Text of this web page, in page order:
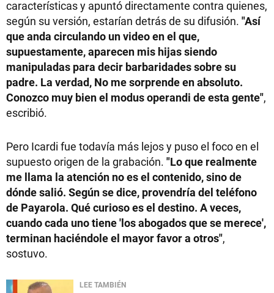
características y apuntó directamente contra quienes,
según su versión, estarían detrás de su difusión. "Así
que anda circulando un video en el que,
supuestamente, aparecen mis hijas siendo
manipuladas para decir barbaridades sobre su
padre. La verdad, No me sorprende en absoluto.
Conozco muy bien el modus operandi de esta gente",
escribió.
Pero Icardi fue todavía más lejos y puso el foco en el
supuesto origen de la grabación. "Lo que realmente
me llama la atención no es el contenido, sino de
dónde salió. Según se dice, provendría del teléfono
de Payarola. Qué curioso es el destino. A veces,
cuando cada uno tiene 'los abogados que se merece',
terminan haciéndole el mayor favor a otros",
sostuvo.
LEE TAMBIÉN